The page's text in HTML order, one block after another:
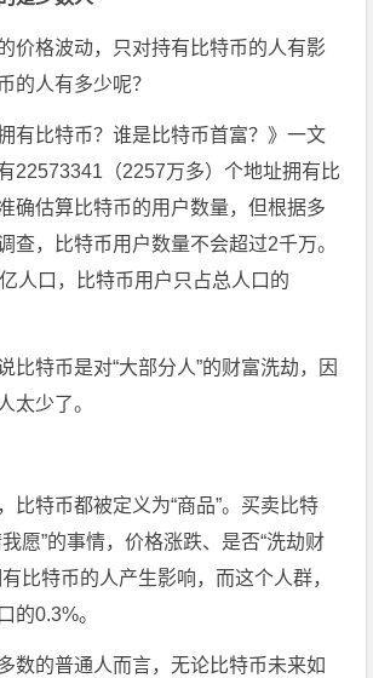
价格波动，只对持有比特币的人有影
的人有多少呢？
有比特币？谁是比特币首富？》一文
22573341（2257万多）个地址拥有比
确估算比特币的用户数量，但根据多
查，比特币用户数量不会超过2千万。
人口，比特币用户只占总人口的
比特币是对“大部分人”的财富洗劫，因
太少了。
比特币都被定义为“商品”。买卖比特
愿”的事情，价格涨跌、是否“洗劫财
比特币的人产生影响，而这个人群，
的0.3%。
数的普通人而言，无论比特币未来如